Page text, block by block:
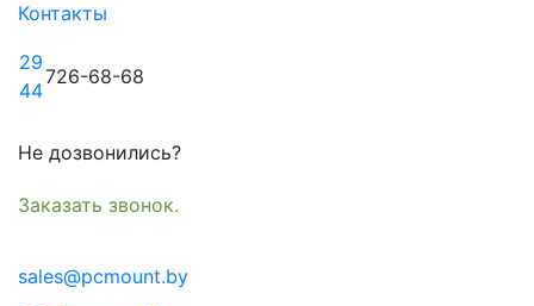
Контакты
29
44
726-68-68
Не дозвонились?
Заказать звонок.
sales@pcmount.by